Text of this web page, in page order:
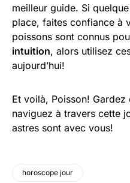
meilleur guide. Si
place, faites confiance à
poissons sont connus
intuition, alors utilisez
aujourd’hui!
Et voilà, Poisson!
naviguez à travers cette
astres sont avec vous!
horoscope jour